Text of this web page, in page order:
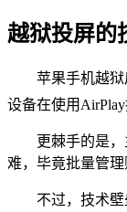
越狱投屏的
苹果手机越
设备在使用
更棘手的是
难，毕竟批量管理
不过，技术